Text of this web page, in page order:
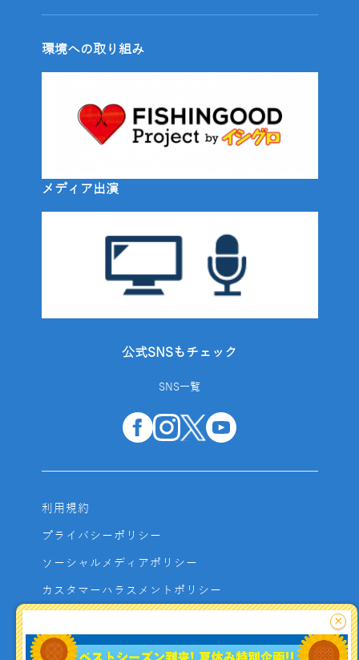
環境への取り組み
メディア出演
公式SNSもチェック
SNS一覧
利用規約
プライバシーポリシー
ソーシャルメディアポリシー
カスタマーハラスメントポリシー
よくあるご質問
×